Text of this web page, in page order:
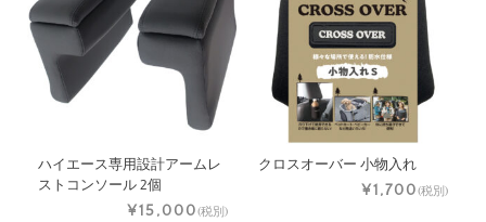
ハイエース専用設計アームレ
ストコンソール 2個
¥15,000(税別)
クロスオーバー 小物入れ
¥1,700(税別)